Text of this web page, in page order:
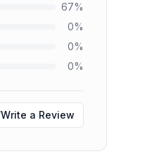
67%
0%
0%
0%
Write a Review